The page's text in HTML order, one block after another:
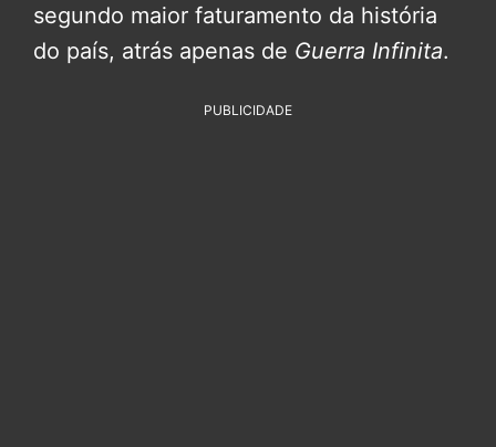
segundo maior faturamento da história
do país, atrás apenas de Guerra Infinita.
PUBLICIDADE